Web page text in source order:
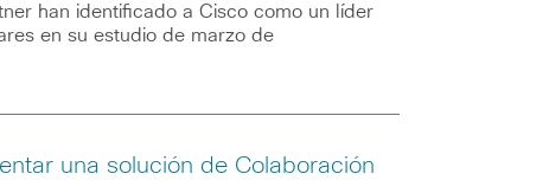
han identificado a Cisco como un líder
en su estudio de marzo de
una solución de Colaboración